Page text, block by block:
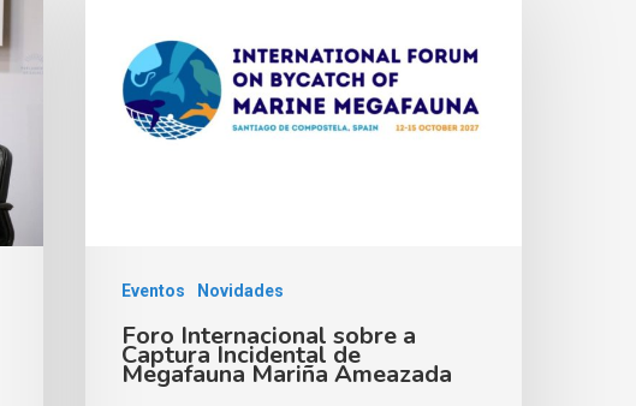
Eventos Novidades
Foro Internacional sobre a
Captura Incidental de
Megafauna Mariña Ameazada